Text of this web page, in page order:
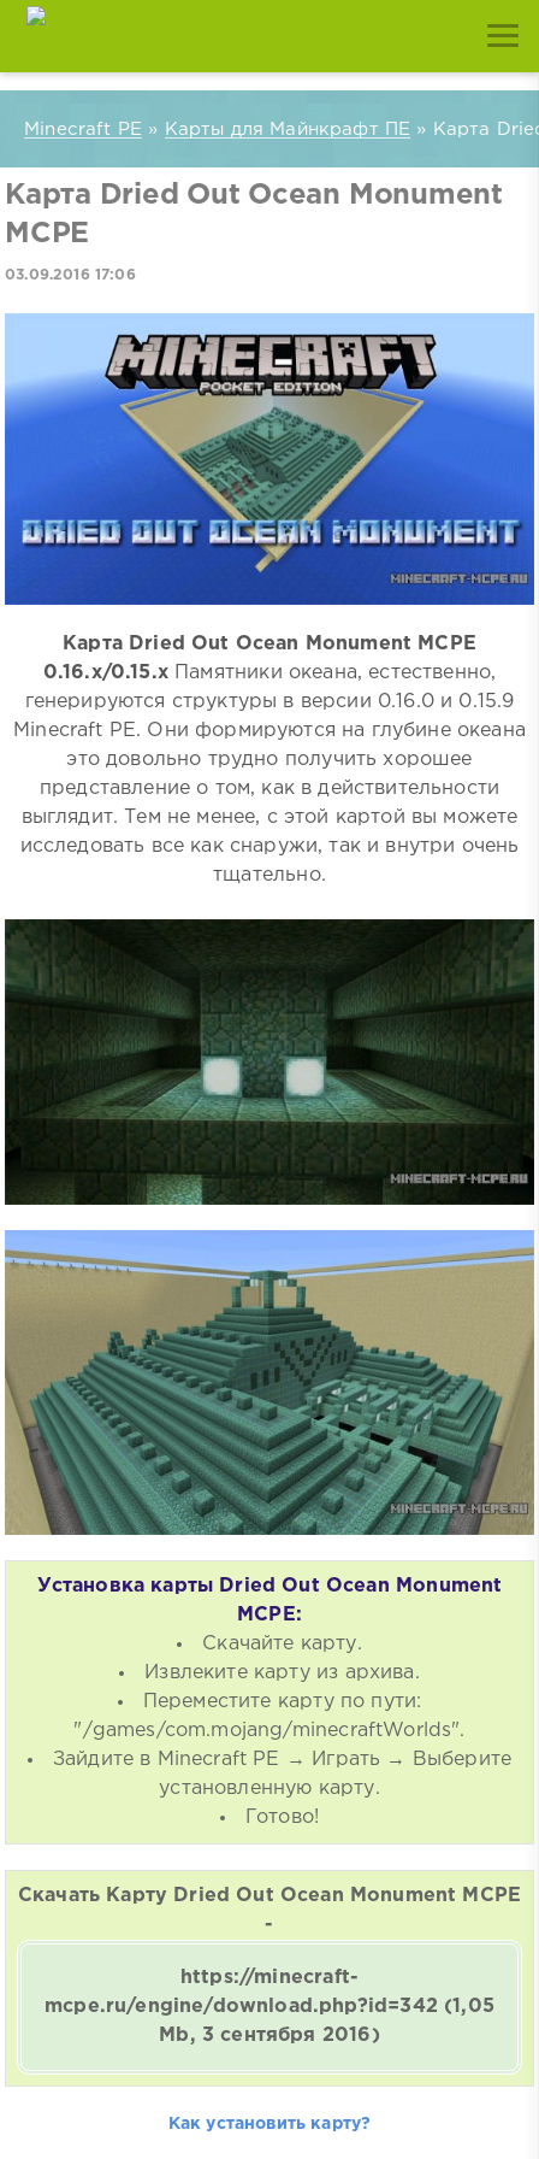
Minecraft PE » Карты для Майнкрафт ПЕ » Карта
Карта Dried Out Ocean Monument
MCPE
03.09.2016 17:06
Карта Dried Out Ocean Monument MCPE
0.16.x/0.15.x
Памятники океана, естественно,
генерируются структуры в версии 0.16.0 и 0.15.9
Minecraft PE. Они формируются на глубине океана
это довольно трудно получить хорошее
представление о том, как в действительности
выглядит. Тем не менее, с этой картой вы можете
исследовать все как снаружи, так и внутри очень
тщательно.
Установка карты Dried Out Ocean Monument
MCPE:
Скачайте карту.
Извлеките карту из архива.
Переместите карту по пути:
"/games/com.mojang/minecraftWorlds".
Зайдите в Minecraft PE → Играть → Выберите
установленную карту.
Готово!
Скачать Карту Dried Out Ocean Monument MCPE
-
https://minecraft-
mcpe.ru/engine/download.php?id=342 (1,05
Mb, 3 сентября 2016)
Как установить карту?